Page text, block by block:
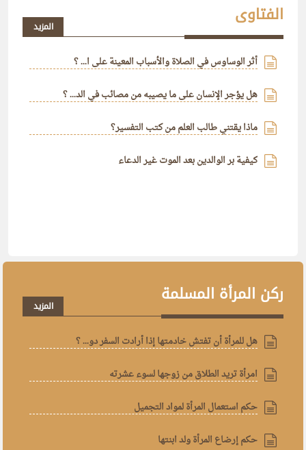
الأذكار والأدعية 368
الإعلام والتقنية 42
الأدب واللغة 10
الفتاوى المزيد
أثر الوساوس في الصلاة والأسباب المعينة على ا... ؟
هل يؤجر الإنسان على ما يصيبه من مصائب في الد... ؟
ماذا يقتني طالب العلم من كتب التفسير؟
كيفية بر الوالدين بعد الموت غير الدعاء
ركن المرأة المسلمة المزيد
هل للمرأة أن تفتش خادمتها إذا أرادت السفر دو... ؟
امرأة تريد الطلاق من زوجها لسوء عشرته
حكم استعمال المرأة لمواد التجميل
حكم إرضاع المرأة ولد ابنتها